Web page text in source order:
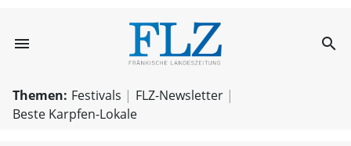
menu FLZ – search
Themen: Festivals
FLZ-Newsletter
Beste Karpfen-Lokale